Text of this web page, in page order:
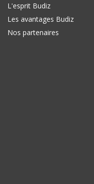
L'esprit Budiz
Les avantages Budiz
Nos partenaires